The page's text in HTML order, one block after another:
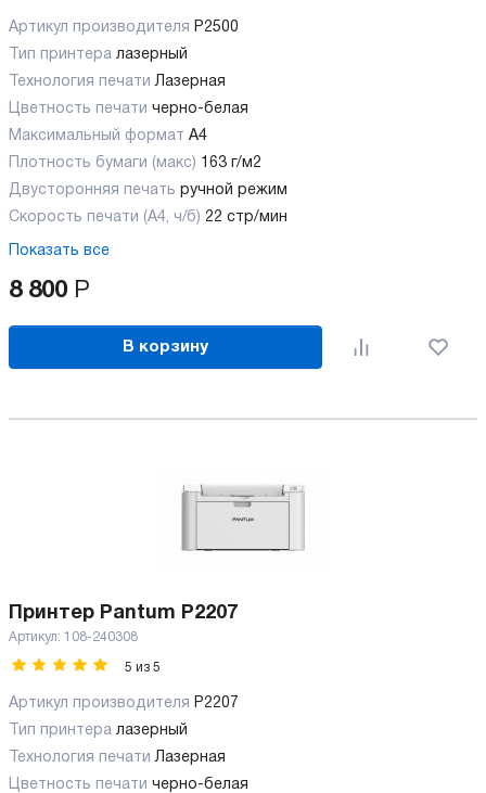
Артикул производителя P2500
Тип принтера лазерный
Технология печати Лазерная
Цветность печати черно-белая
Максимальный формат А4
Плотность бумаги (макс) 163 г/м2
Двусторонняя печать ручной режим
Скорость печати (А4, ч/б) 22 стр/мин
Показать все
8 800 Р
В корзину
Принтер Pantum P2207
Артикул: 108-240308
5 из 5
Артикул производителя P2207
Тип принтера лазерный
Технология печати Лазерная
Цветность печати черно-белая